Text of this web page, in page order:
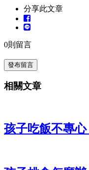
分享此文章
0則留言
發布留言
相關文章
孩子吃飯不專